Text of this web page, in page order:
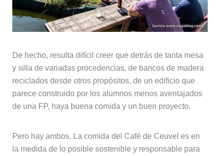
De hecho, resulta difícil creer que detrás de tanta mesa
y silla de variadas procedencias, de bancos de madera
reciclados desde otros propósitos, de un edificio que
parece construido por los alumnos menos aventajados
de una FP, haya buena comida y un buen proyecto.
Pero hay ambos. La comida del Café de Ceuvel es en
la medida de lo posible sostenible y responsable para